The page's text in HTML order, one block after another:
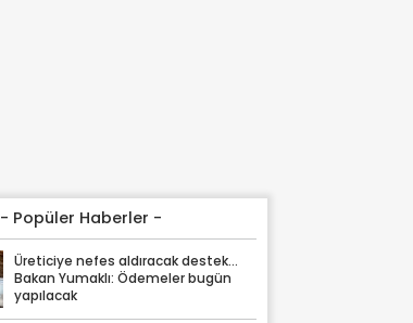
- Popüler Haberler -
Üreticiye nefes aldıracak destek...
Bakan Yumaklı: Ödemeler bugün
yapılacak